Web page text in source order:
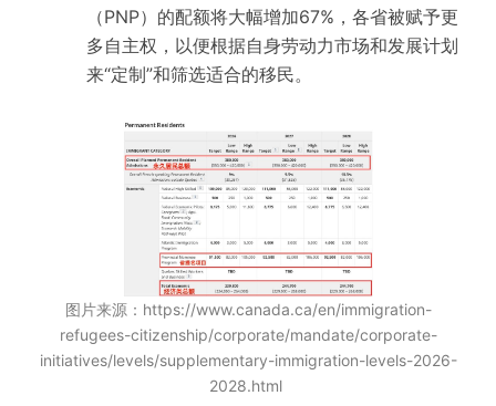
（PNP）的配额将大幅增加67%，各省被赋予更
多自主权，以便根据自身劳动力市场和发展计划
来“定制”和筛选适合的移民。
图片来源：https://www.canada.ca/en/immigration-
refugees-citizenship/corporate/mandate/corporate-
initiatives/levels/supplementary-immigration-levels-2026-
2028.html